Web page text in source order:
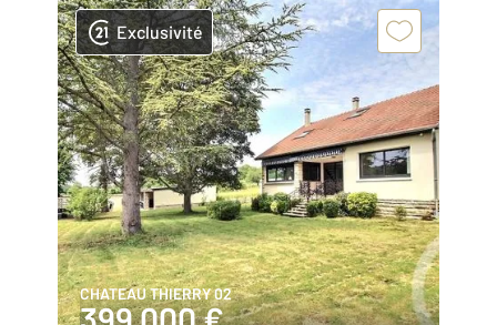
Exclusivité
CHATEAU THIERRY 02